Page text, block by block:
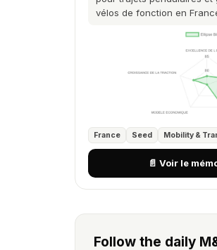
vélos de fonction en
France Seed Mobility &
📄 Voir le
Follow the daily